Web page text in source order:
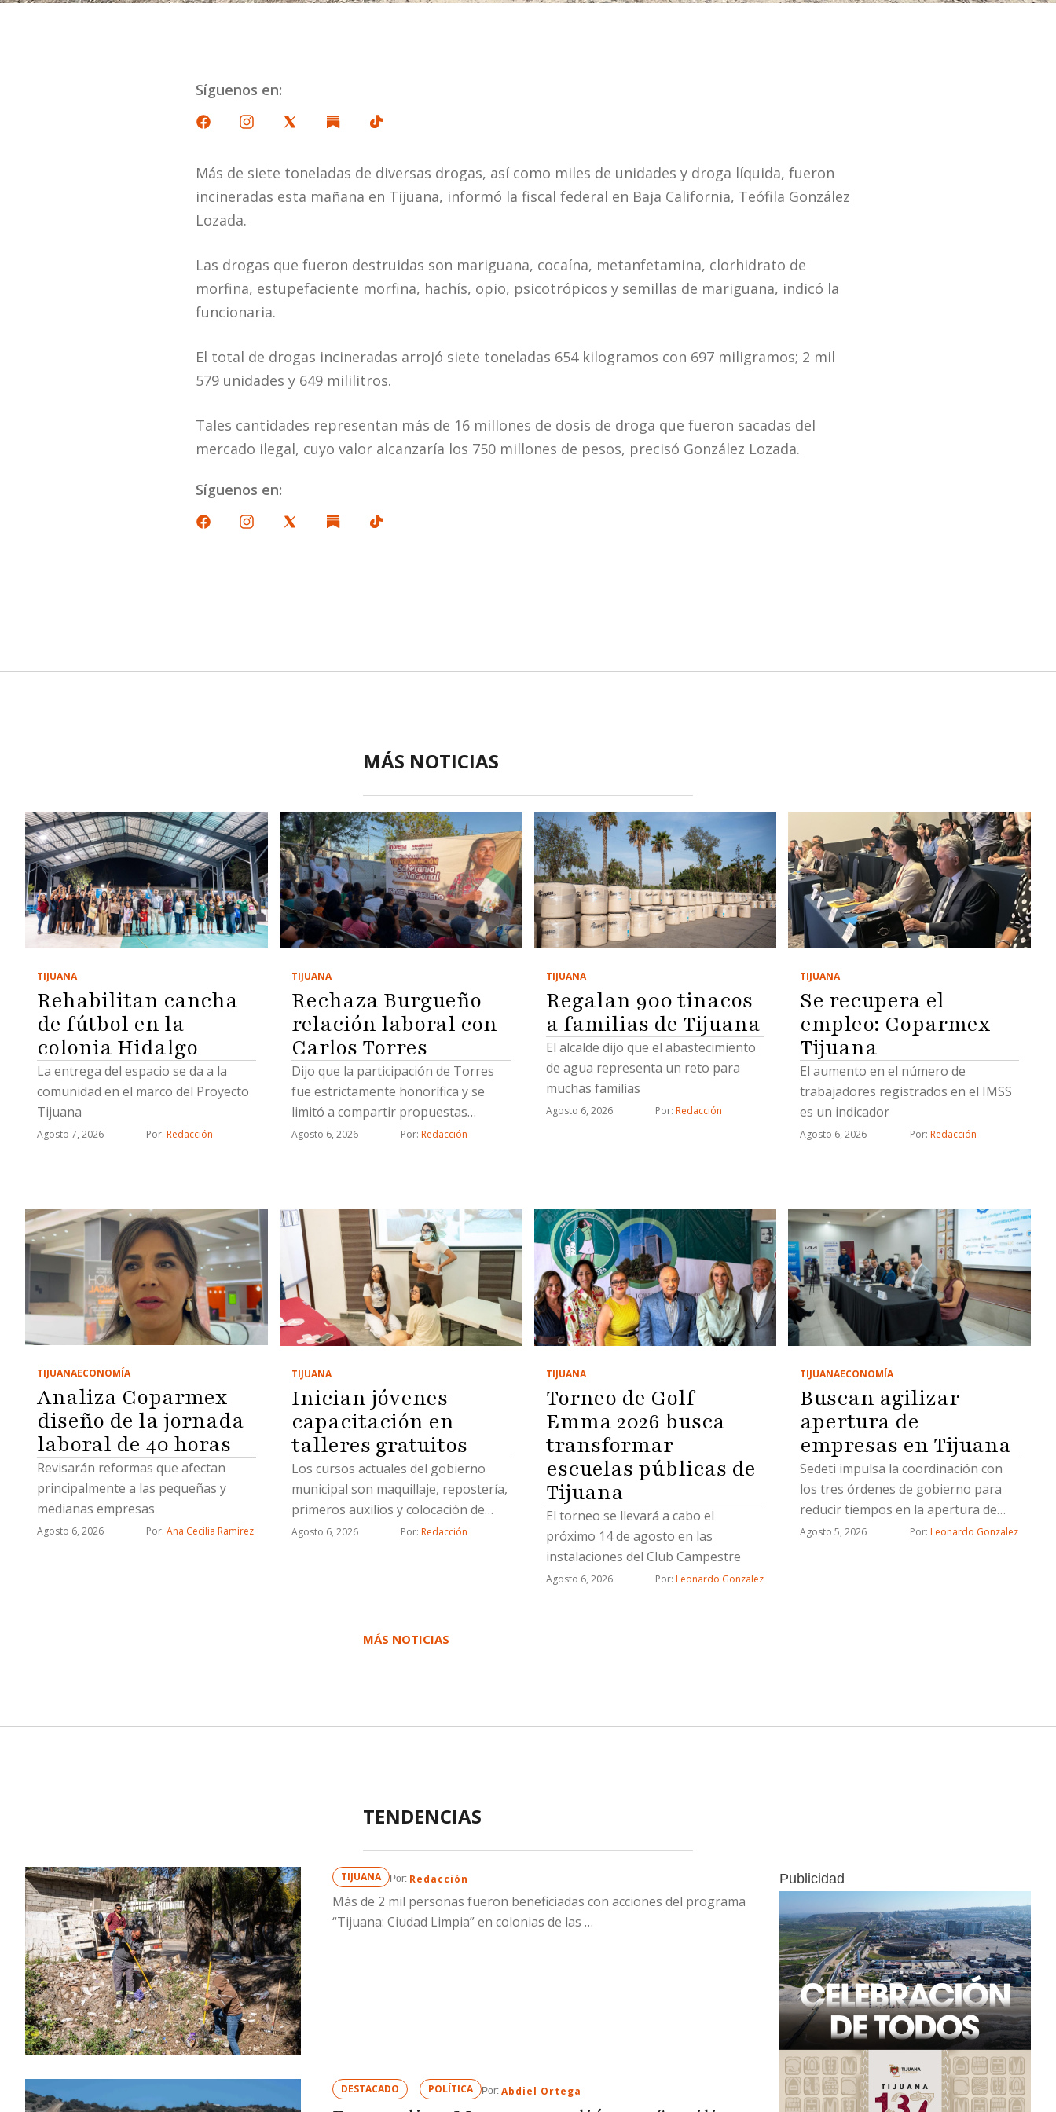
Síguenos en:
Más de siete toneladas de diversas drogas, así como miles de unidades y droga líquida, fueron
incineradas esta mañana en Tijuana, informó la fiscal federal en Baja California, Teófila González
Lozada.
Las drogas que fueron destruidas son mariguana, cocaína, metanfetamina, clorhidrato de
morfina, estupefaciente morfina, hachís, opio, psicotrópicos y semillas de mariguana, indicó la
funcionaria.
El total de drogas incineradas arrojó siete toneladas 654 kilogramos con 697 miligramos; 2 mil
579 unidades y 649 mililitros.
Tales cantidades representan más de 16 millones de dosis de droga que fueron sacadas del
mercado ilegal, cuyo valor alcanzaría los 750 millones de pesos, precisó González Lozada.
Síguenos en:
MÁS NOTICIAS
TIJUANA
Rehabilitan cancha
de fútbol en la
colonia Hidalgo
La entrega del espacio se da a la
comunidad en el marco del Proyecto
Tijuana
Agosto 7, 2026 Por: Redacción
TIJUANA
Rechaza Burgueño
relación laboral con
Carlos Torres
Dijo que la participación de Torres
fue estrictamente honorífica y se
limitó a compartir propuestas
relacionadas con proyectos
Agosto 6, 2026 Por: Redacción
TIJUANA
Regalan 900 tinacos
a familias de Tijuana
El alcalde dijo que el abastecimiento
de agua representa un reto para
muchas familias
Agosto 6, 2026 Por: Redacción
TIJUANA
Se recupera el
empleo: Coparmex
Tijuana
El aumento en el número de
trabajadores registrados en el IMSS
es un indicador
Agosto 6, 2026 Por: Redacción
TIJUANAECONOMÍA
Analiza Coparmex
diseño de la jornada
laboral de 40 horas
Revisarán reformas que afectan
principalmente a las pequeñas y
medianas empresas
Agosto 6, 2026 Por: Ana Cecilia Ramírez
TIJUANA
Inician jóvenes
capacitación en
talleres gratuitos
Los cursos actuales del gobierno
municipal son maquillaje, repostería,
primeros auxilios y colocación de
uñas acrílicas
Agosto 6, 2026 Por: Redacción
TIJUANA
Torneo de Golf
Emma 2026 busca
transformar
escuelas públicas de
Tijuana
El torneo se llevará a cabo el
próximo 14 de agosto en las
instalaciones del Club Campestre
Agosto 6, 2026 Por: Leonardo Gonzalez
TIJUANAECONOMÍA
Buscan agilizar
apertura de
empresas en Tijuana
Sedeti impulsa la coordinación con
los tres órdenes de gobierno para
reducir tiempos en la apertura de
nuevos negocios
Agosto 5, 2026 Por: Leonardo Gonzalez
MÁS NOTICIAS
TENDENCIAS
TIJUANA Por: Redacción
Más de 2 mil personas fueron beneficiadas con acciones del programa
“Tijuana: Ciudad Limpia” en colonias de las …
DESTACADO POLÍTICA Por: Abdiel Ortega
Publicidad